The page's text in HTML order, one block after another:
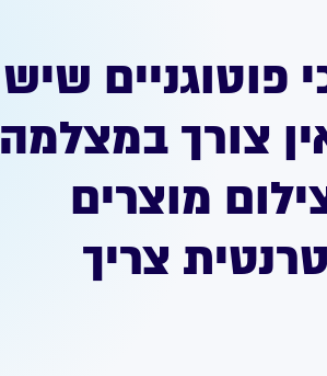
פוטוגניים שיש
צורך במצלמה
מוצרים
צריך